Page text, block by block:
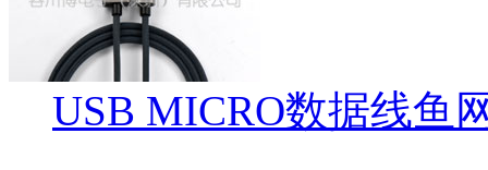
USB MICRO数据线鱼